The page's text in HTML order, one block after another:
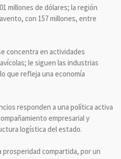
millones de dólares; la región
con 157 millones, entre
concentra en actividades
le siguen las industrias
que refleja una economía
responden a una política activa
empresarial y
logística del estado.
prosperidad compartida, por un